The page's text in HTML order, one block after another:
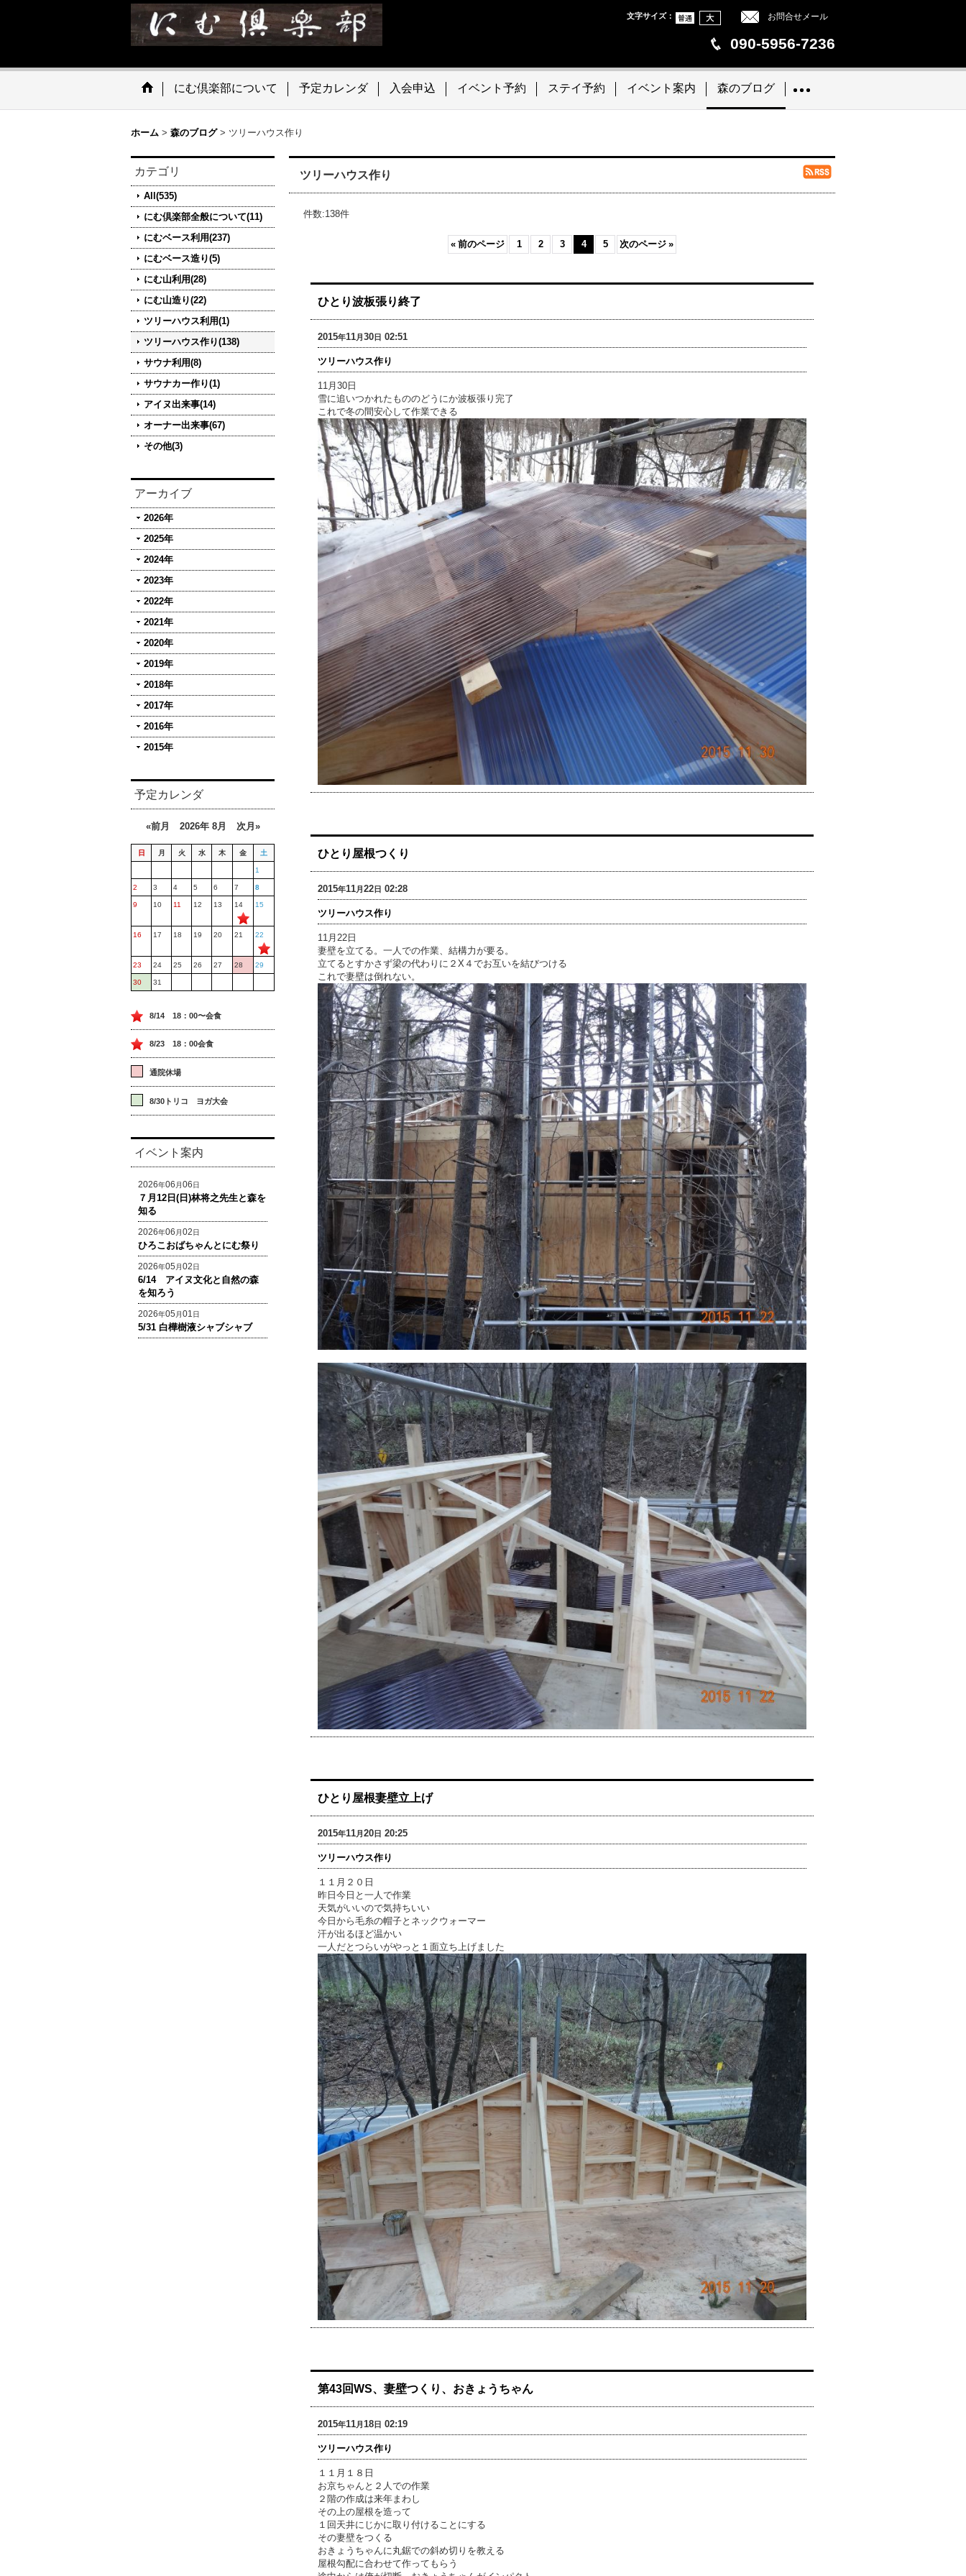
お問合せメール
文字サイズ：
090-5956-7236
にむ倶楽部について 予定カレンダ 入会申込 イベント予約 ステイ予約 イベント案内 森のブログ
ホーム > 森のブログ > ツリーハウス作り
カテゴリ
All(535)
にむ倶楽部全般について(11)
にむベース利用(237)
にむベース造り(5)
にむ山利用(28)
にむ山造り(22)
ツリーハウス利用(1)
ツリーハウス作り(138)
サウナ利用(8)
サウナカー作り(1)
アイヌ出来事(14)
オーナー出来事(67)
その他(3)
アーカイブ
2026年
2025年
2024年
2023年
2022年
2021年
2020年
2019年
2018年
2017年
2016年
2015年
予定カレンダ
«前月 2026年 8月 次月»
日 月 火 水 木 金 土
1
2 3 4 5 6 7 8
9 10 11 12 13 14 15
16 17 18 19 20 21 22
23 24 25 26 27 28 29
30 31
8/14 18：00〜会食
8/23 18：00会食
通院休場
8/30トリコ ヨガ大会
イベント案内
2026年06 月06日
７月12日(日)林将之先生と森を
知る
2026年06 月02日
ひろこおばちゃんとにむ祭り
2026年05 月02日
6/14 アイヌ文化と自然の森
を知ろう
2026年05 月01日
5/31 白樺樹液シャブシャブ
ツリーハウス作り
件数:138件
« 前のページ 1 2 3 4 5 次のページ »
ひとり波板張り終了
2015年11月30日 02:51
ツリーハウス作り
11月30日
雪に追いつかれたもののどうにか波板張り完了
これで冬の間安心して作業できる
ひとり屋根つくり
2015年11月22日 02:28
ツリーハウス作り
11月22日
妻壁を立てる。一人での作業、結構力が要る。
立てるとすかさず梁の代わりに２X４でお互いを結びつける
これで妻壁は倒れない。
ひとり屋根妻壁立上げ
2015年11月20日 20:25
ツリーハウス作り
１１月２０日
昨日今日と一人で作業
天気がいいので気持ちいい
今日から毛糸の帽子とネックウォーマー
汗が出るほど温かい
一人だとつらいがやっと１面立ち上げました
第43回WS、妻壁つくり、おきょうちゃん
2015年11月18日 02:19
ツリーハウス作り
１１月１８日
お京ちゃんと２人での作業
２階の作成は来年まわし
その上の屋根を造って
１回天井にじかに取り付けることにする
その妻壁をつくる
おきょうちゃんに丸鋸での斜め切りを教える
屋根勾配に合わせて作ってもらう